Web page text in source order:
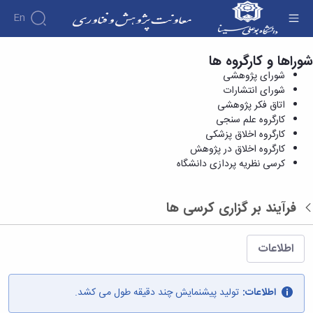
En
درباره
معاونت
درباره
معرفی
معاون
اهداف
و
وظایف
قبلی
ساختار
سازمانی
مدیر
امور
پژوهشی
رئیس
کتابخانه
پژوهش
پژوهش
هفته
پژوهش
و
فناوری
ها
همکاری
تحقیقاتی
طرح
های
تحقیقاتی
فناوری و
کارآفرینی
مدیریت
کارگروه‌ها
مدیریت‌ها
و واحدها
پژوهشی
کتابخانه
مرکزی
و
مرکز
دفتر
ها
فرم های
پژوهشی
فرم
ها
آیین
نامه
های
کرسی نظریه پردازی دانشگاه - معاونت پژوهش و
فناوری
شوراها و کارگروه ها
شورای پژوهشی
شورای انتشارات
اتاق فکر پژوهشی
کارگروه علم سنجی
کارگروه اخلاق پزشکی
کارگروه اخلاق در پژوهش
کرسی نظریه پردازی دانشگاه
بازگشت
فرآیند بر گزاری کرسی ها
اطلاعات
اطلاعات: تولید پیشنمایش چند دقیقه طول می کشد.